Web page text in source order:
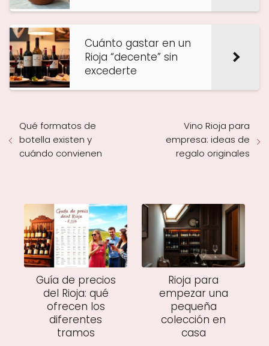
Cuánto gastar en un
Rioja “decente” sin
excederte
Qué formatos de
botella existen y
cuándo convienen
Vino Rioja para
empresa: ideas de
regalo originales
Guía de precios
del Rioja: qué
ofrecen los
diferentes
tramos
Rioja para
empezar una
pequeña
colección en
casa